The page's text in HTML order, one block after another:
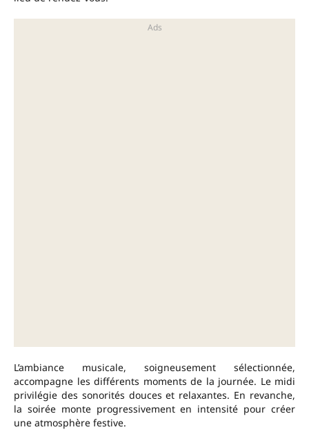
L’ambiance musicale, soigneusement sélectionnée,
accompagne les différents moments de la journée. Le midi
privilégie des sonorités douces et relaxantes. En revanche,
la soirée monte progressivement en intensité pour créer
une atmosphère festive.